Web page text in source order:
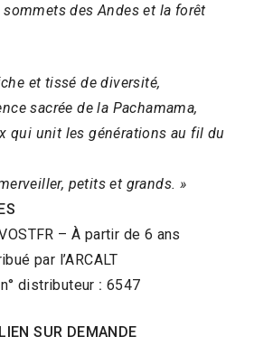
des Andes et la forêt
et tissé de diversité,
sacrée de la Pachamama,
qui unit les générations au fil du
petits et grands. »
– À partir de 6 ans
par l’ARCALT
distributeur :6547
SUR DEMANDE